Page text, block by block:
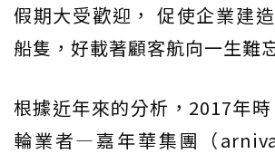
假期大受歡迎， 促使企業建
船隻，好載著顧客航向一生難
根據近年來的分析，2017年
輪業者―嘉年華集團（